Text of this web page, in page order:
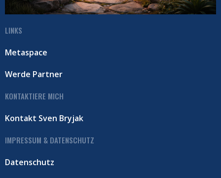
LINKS
Metaspace
Werde Partner
KONTAKTIERE MICH
Kontakt Sven Bryjak
IMPRESSUM & DATENSCHUTZ
Datenschutz